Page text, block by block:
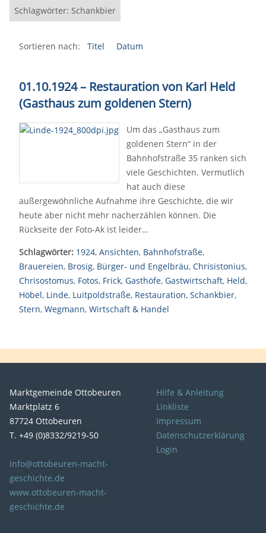
Schlagwörter: Schankbier
Sortieren nach: Titel Datum
01.10.1924– Restauration von Karl Held
(Gasthaus zum goldenen Stern)
Um das „Gasthaus zum
goldenen Stern“ in der
Bahnhofstraße 35 ranken sich
viele Geschichten. Vermutlich
hat auch diese
außergewöhnliche Aufnahme ihre Geschichte, die wir
heute aber nicht mehr nacherzählen können. Die
Rückseite der Foto-Ak ist leider…
Schlagwörter: 1924, Ansichten, Bahnhofstraße,
Brauereien, Brosig, Bürger- und Engelbräu, Chrisistonius,
Chrisostomus, Fotos, Frick, Gasthöfe, Gastwirtschaft, Held,
Höbel, Linde, Luitpoldstraße, Restauration, Schankbier,
Stern, Wegmann, Wirtschaft & Handel
Marktgemeinde Ottobeuren
Marktplatz 6
87724 Ottobeuren
T. +49 (0)8332/9219-50
info@ottobeuren-macht-
geschichte.de
www.ottobeuren-macht-
geschichte.de
Hilfe & Anleitung
Linkliste
Impressum
Datenschutzerklärung
Login